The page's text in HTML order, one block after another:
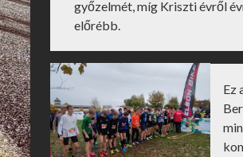
győzelmét, míg Kriszti évről
előrébb.
Ez